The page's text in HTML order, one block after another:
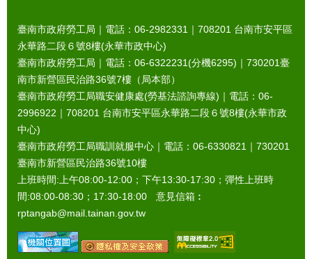
臺南市政府勞工局｜電話：06-2982331｜ 708201 台南市安平區
永華路二段６號8樓(永華市政中心)
臺南市政府勞工局｜電話：06-6322231(分機6295)｜ 730201臺
南市新營區民治路36號7樓（局本部）
臺南市政府勞工局職安健康處(勞基法諮詢專線)｜電話：06-
2996922｜ 708201 台南市安平區永華路二段６號8樓(永華市政
中心)
臺南市政府勞工局職訓就服中心｜電話：06-6330821｜ 730201
臺南市新營區民治路36號10樓
上班時間:上午08:00-12:00；下午13:30-17:30；彈性上班時
間:08:00-08:30；17:30-18:00 意見信箱︰
rptangab@mail.tainan.gov.tw